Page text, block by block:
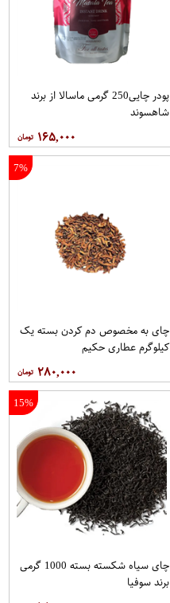
پودر چایی250 گرمی ماسالا از برند
شاهسوند
۱۶۵,۰۰۰
7%
چای به مخصوص دم کردن بسته یک
کیلوگرم عطاری حکیم
۲۸۰,۰۰۰
15%
چای سیاه شکسته بسته 1000 گرمی
برند سوفیا